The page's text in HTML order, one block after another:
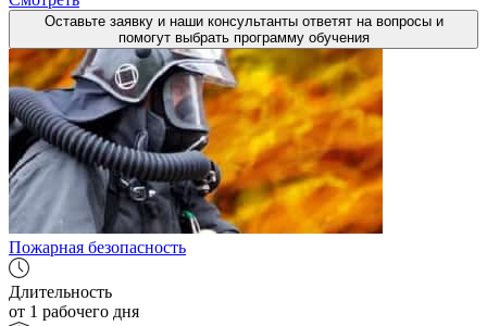
Оставьте заявку и наши консультанты ответят на вопросы и
помогут выбрать программу обучения
Пожарная безопасность
Длительность
от 1 рабочего дня